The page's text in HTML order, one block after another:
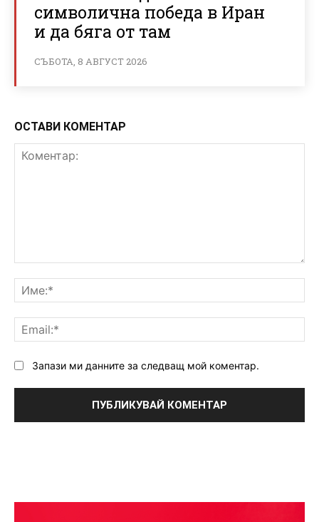
символична победа в Иран
и да бяга от там
СЪБОТА, 8 АВГУСТ 2026
ОСТАВИ КОМЕНТАР
Запази ми данните за следващ мой коментар.